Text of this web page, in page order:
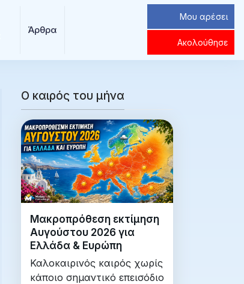
Άρθρα
Μου αρέσει
Ακολούθησε
Ο καιρός του μήνα
Μακροπρόθεση εκτίμηση
Αυγούστου 2026 για
Ελλάδα & Ευρώπη
Καλοκαιρινός καιρός χωρίς
κάποιο σημαντικό επεισόδιο